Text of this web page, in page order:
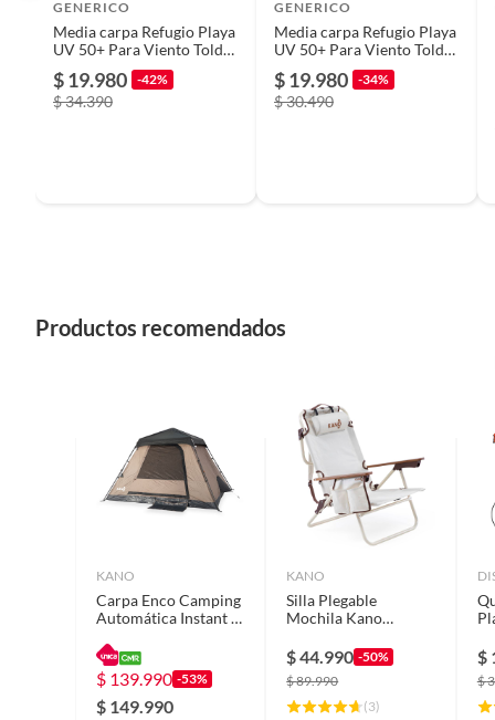
Modelo
Material
Diámetro del quitasol
Alto
Largo
GENERICO
Media carpa Refugio Playa
UV 50+ Para Viento Toldo
Familiar Plegable Portátil
220x115x115cm
$ 19.980 -42%
$ 34.390
GENERICO
Media carpa Refugio Playa
UV 50+ Para Viento Toldo
Familiar Plegable Portátil
220x115x115cm
$ 19.980 -34%
$ 30.490
Productos recomendados
KANO
Carpa Enco Camping
Automática Instant 6
Impermeable
$ 139.990 -53%
$ 149.990
KANO
Silla Plegable
Mochila Kano
Térmicos
$44.990 -50%
$89.990
(3)
$
$